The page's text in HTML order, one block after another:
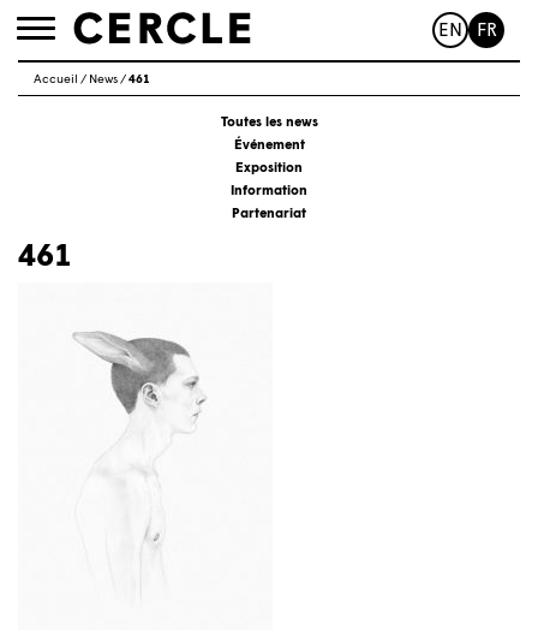
Toggle
EN FR
Accueil / News/461
Toutes les news
Événement
Exposition
Information
Partenariat
461